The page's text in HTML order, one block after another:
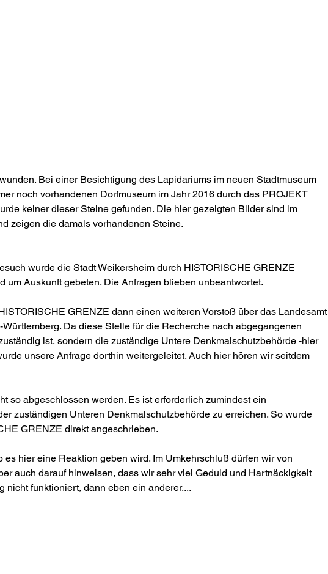
Bei einer Besichtigung des Lapidariums im neuen Stadtmuseum
noch vorhandenen Dorfmuseum im Jahr 2016 durch das PROJEKT
keiner dieser Steine gefunden. Die hier gezeigten Bilder sind im
zeigen die damals vorhandenen Steine.
wurde die Stadt Weikersheim durch HISTORISCHE GRENZE
um Auskunft gebeten. Die Anfragen blieben unbeantwortet.
GRENZE dann einen weiteren Vorstoß über das Landesamt
Da diese Stelle für die Recherche nach abgegangenen
ist, sondern die zuständige Untere Denkmalschutzbehörde -hier
unsere Anfrage dorthin weitergeleitet. Auch hier hören wir seitdem
so abgeschlossen werden. Es ist erforderlich zumindest ein
zuständigen Unteren Denkmalschutzbehörde zu erreichen. So wurde
GRENZE direkt angeschrieben.
es hier eine Reaktion geben wird. Im Umkehrschluß dürfen wir von
auch darauf hinweisen, dass wir sehr viel Geduld und Hartnäckigkeit
nicht funktioniert, dann eben ein anderer....